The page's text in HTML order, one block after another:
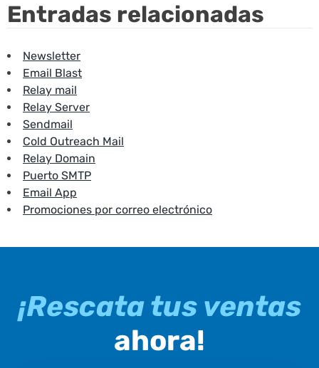
Entradas relacionadas
Newsletter
Email Blast
Relay mail
Relay Server
Sendmail
Cold Outreach Mail
Relay Domain
Puerto SMTP
Email App
Promociones por correo electrónico
¡Rescata tus ventas
ahora!